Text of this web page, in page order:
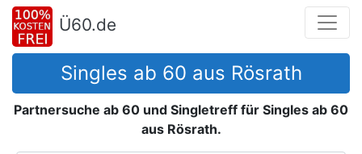
Ü60.de
Singles ab 60 aus Rösrath
Partnersuche ab 60 und Singletreff für Singles ab 60
aus Rösrath.